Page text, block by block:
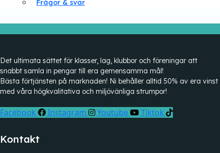
Frågor & svar
Det ultimata sättet för klasser, lag, klubbor och föreningar att
snabbt samla in pengar till era gemensamma mål!
Bästa förtjänsten på marknaden! Ni behåller alltid 50% av era vinst
med våra högkvalitativa och miljövänliga strumpor!
Facebook Instagram Youtube Tiktok
Kontakt